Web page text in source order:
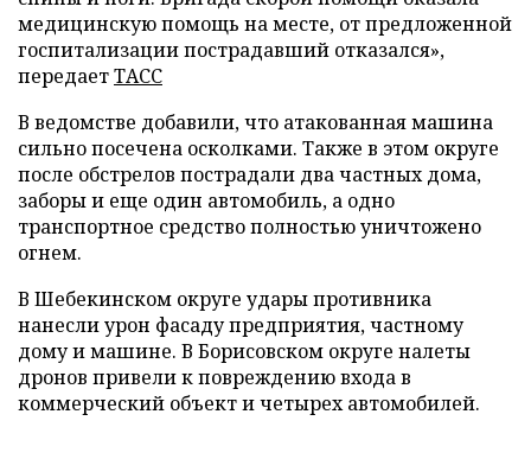
медицинскую помощь на месте, от предложенной
госпитализации пострадавший отказался»,
передаетТАСС
В ведомстве добавили, что атакованная машина
сильно посечена осколками. Также в этом округе
после обстрелов пострадали два частных дома,
заборы и еще один автомобиль, а одно
транспортное средство полностью уничтожено
огнем.
В Шебекинском округе удары противника
нанесли урон фасаду предприятия, частному
дому и машине. В Борисовском округе налеты
дронов привели к повреждению входа в
коммерческий объект и четырех автомобилей.